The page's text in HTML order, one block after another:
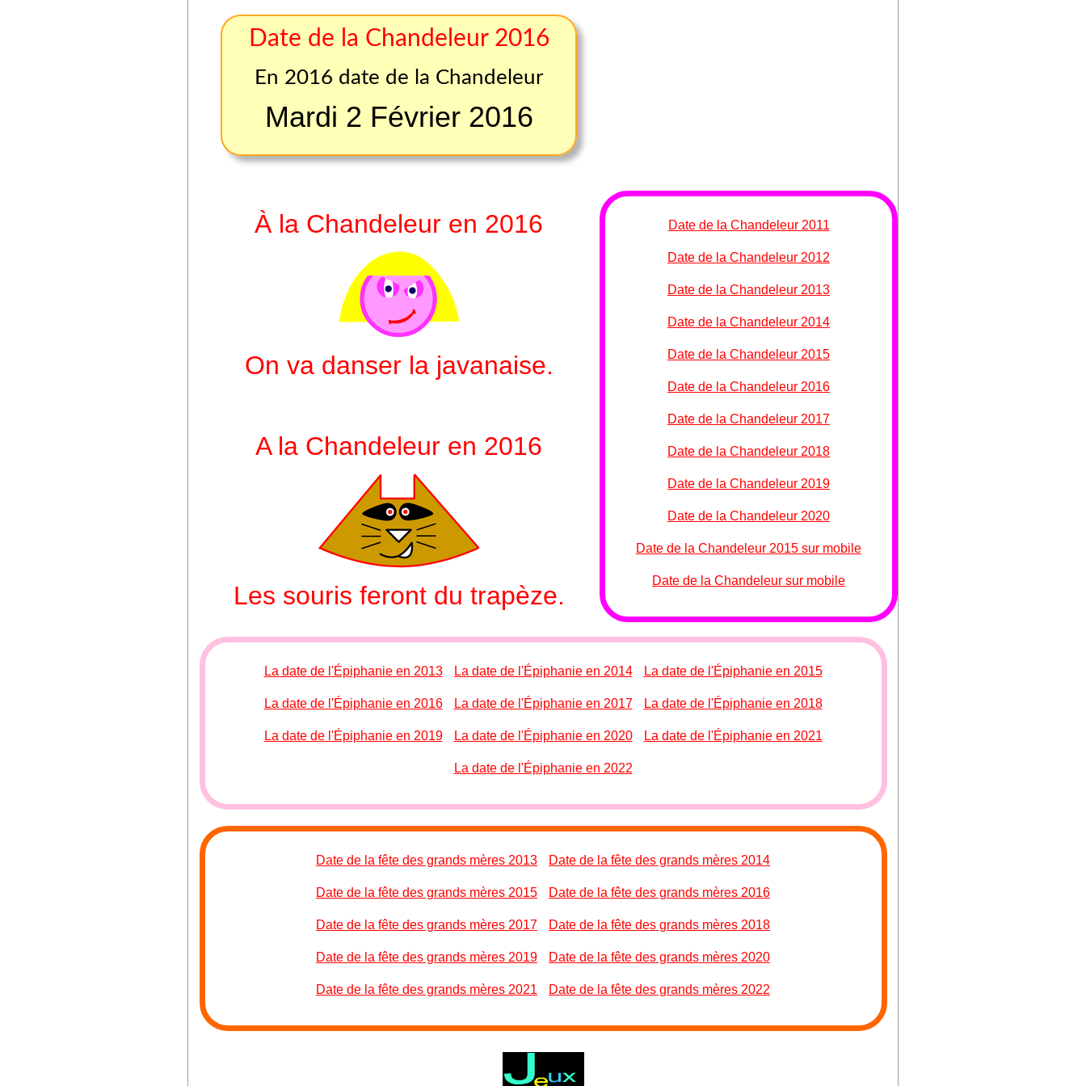
Date de la Chandeleur 2016
En 2016 date de la Chandeleur
Mardi 2 Février 2016
À la Chandeleur en 2016
On va danser la javanaise.
A la Chandeleur en 2016
Les souris feront du trapèze.
Date de la Chandeleur 2011
Date de la Chandeleur 2012
Date de la Chandeleur 2013
Date de la Chandeleur 2014
Date de la Chandeleur 2015
Date de la Chandeleur 2016
Date de la Chandeleur 2017
Date de la Chandeleur 2018
Date de la Chandeleur 2019
Date de la Chandeleur 2020
Date de la Chandeleur 2015 sur mobile
Date de la Chandeleur sur mobile
La date de l'Épiphanie en 2013 La date de l'Épiphanie en 2014 La date de l'Épiphanie en 2015
La date de l'Épiphanie en 2016 La date de l'Épiphanie en 2017 La date de l'Épiphanie en 2018
La date de l'Épiphanie en 2019 La date de l'Épiphanie en 2020 La date de l'Épiphanie en 2021
La date de l'Épiphanie en 2022
Date de la fête des grands mères 2013 Date de la fête des grands mères 2014
Date de la fête des grands mères 2015 Date de la fête des grands mères 2016
Date de la fête des grands mères 2017 Date de la fête des grands mères 2018
Date de la fête des grands mères 2019 Date de la fête des grands mères 2020
Date de la fête des grands mères 2021 Date de la fête des grands mères 2022